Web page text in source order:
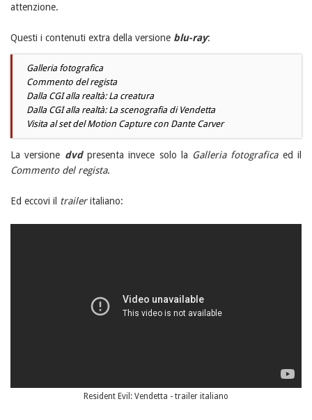
attenzione.
Questi i contenuti extra della versione blu-ray:
Galleria fotografica
Commento del regista
Dalla CGI alla realtà: La creatura
Dalla CGI alla realtà: La scenografia di Vendetta
Visita al set del Motion Capture con Dante Carver
La versione dvdpresenta invece solo la Galleria fotograficaed il
Commento del regista.
Ed eccovi il traileritaliano:
Resident Evil: Vendetta - trailer italiano